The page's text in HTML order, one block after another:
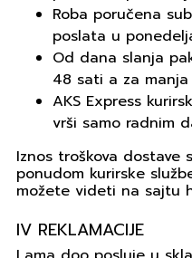
Roba poručena
poslata u
Od dana slanja
48 sati a za
AKS Express
vrši samo radnim
Iznos troškova dostave
ponudom kurirske
možete videti na sajtu
IV REKLAMACIJE